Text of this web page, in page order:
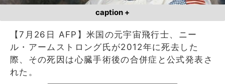
caption +
【7月26日 AFP】米国の元宇宙飛行士、ニー
ル・アームストロング氏が2012年に死去した
際、その死因は心臓手術後の合併症と公式発表さ
れた。